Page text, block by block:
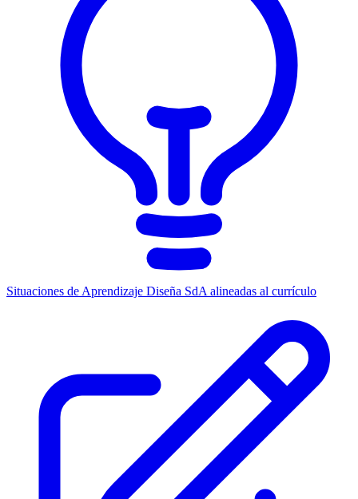
Situaciones de Aprendizaje Diseña SdA alineadas al currículo